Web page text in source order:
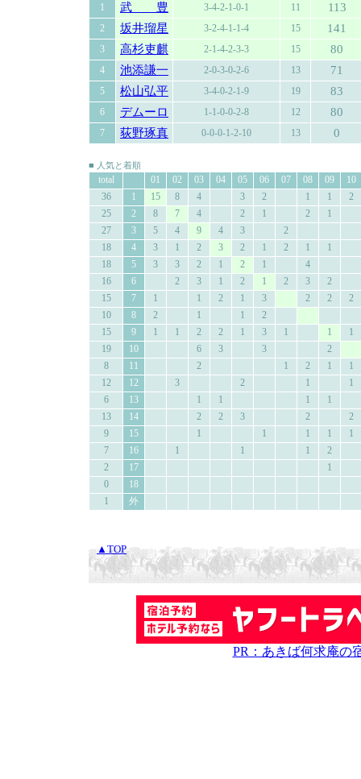
1
武 豊 3-4-2-1-0-1 11 113
2 坂井瑠星 3-2-4-1-1-4 15 141
3 高杉吏麒 2-1-4-2-3-3 15 80
4 池添謙一 2-0-3-0-2-6 13 71
5 松山弘平 3-4-0-2-1-9 19 83
6 デムーロ 1-1-0-0-2-8 12 80
7 荻野琢真 0-0-0-1-2-10 13 0
■ 人気と着順
total 01 02 03 04 05 06 07 08 09
10
36
1 15 8 4 3 2 1 1
2
25
2 8 7 4 2 1 2
1
27
3 5 4 9 4 3
2
18
4 3 1 2 3 2 1 2 1
1
18
5 3 3 2 1 2 1
4
16
6 2 3 1 2 1 2 3
2
15
7 1 1 2 1 3 2 2
2
10
8 2 1 1
2
15
9 1 1 2 2 1 3 1 1
1
19
10 6 3 3
2
8
11 2 1 2 1
1
12
12 3 2 1
1
6
13 1 1 1
1
13
14 2 2 3 2
2
9
15 1 1 1 1
1
7
16 1 1 1
2
2
17
1
0
18
1
外
▲TOP
PR：あきば何求庵の